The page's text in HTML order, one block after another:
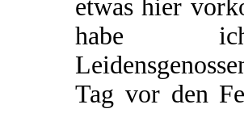
etwas hier
habe
Tag vor den